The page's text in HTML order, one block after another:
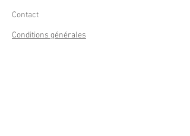
Contact
Conditions générales